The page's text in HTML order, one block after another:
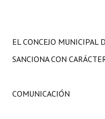
EL CONCEJO MUNICIPAL
SANCIONA CON
COMUNICACIÓN